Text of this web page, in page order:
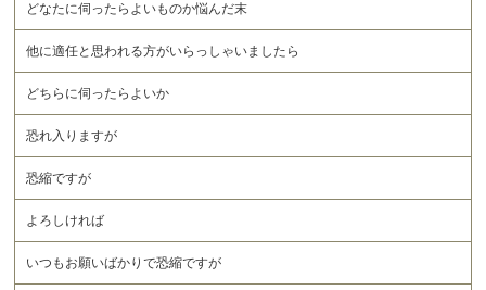
どなたに伺ったらよいものか悩んだ末
他に適任と思われる方がいらっしゃいましたら
どちらに伺ったらよいか
恐れ入りますが
恐縮ですが
よろしければ
いつもお願いばかりで恐縮ですが